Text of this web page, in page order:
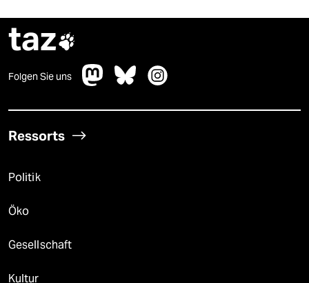
taz
Folgen Sie uns
Ressorts
Politik
Öko
Gesellschaft
Kultur